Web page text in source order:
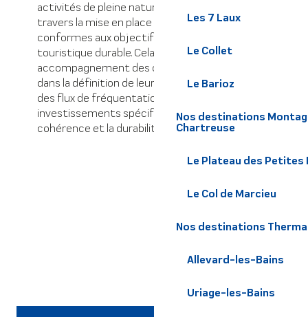
Les 7 Laux
Le Collet
Le Barioz
Nos destinations
Chartreuse
Le Plateau des Petites
Le Col de Marcieu
Nos destinations
Allevard-les-Bains
Uriage-les-Bains
activités de pleine nature, notamment à
travers la mise en place de camps de base
conformes aux objectifs de développement
touristique durable. Cela implique un
accompagnement des communes supports
dans la définition de leurs projets et la gestion
des flux de fréquentation, avec des
investissements spécifiques pour assurer la
cohérence et la durabilité de ces initiatives.
Mobilité douce